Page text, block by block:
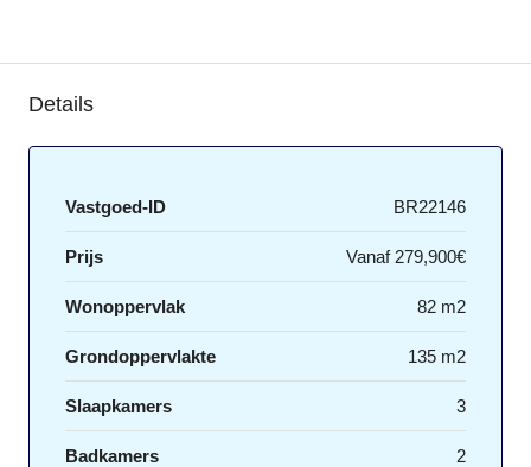
Details
Vastgoed-ID BR22146
Prijs Vanaf279,900€
Wonoppervlak 82 m2
Grondoppervlakte 135 m2
Slaapkamers 3
Badkamers 2